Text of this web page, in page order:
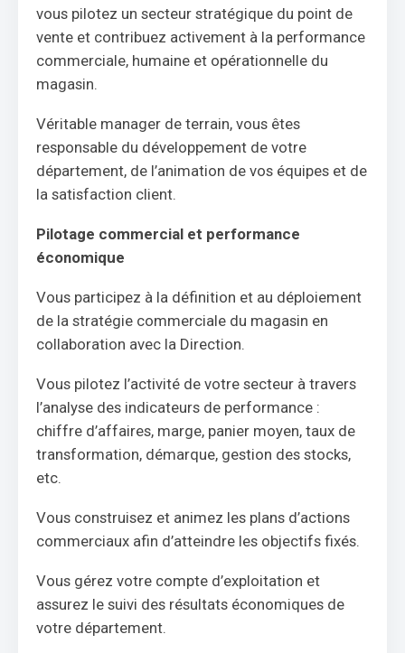
vous pilotez un secteur stratégique du point de
vente et contribuez activement à la performance
commerciale, humaine et opérationnelle du
magasin.
Véritable manager de terrain, vous êtes
responsable du développement de votre
département, de l’animation de vos équipes et de
la satisfaction client.
Pilotage commercial et performance
économique
Vous participez à la définition et au déploiement
de la stratégie commerciale du magasin en
collaboration avec la Direction.
Vous pilotez l’activité de votre secteur à travers
l’analyse des indicateurs de performance :
chiffre d’affaires, marge, panier moyen, taux de
transformation, démarque, gestion des stocks,
etc.
Vous construisez et animez les plans d’actions
commerciaux afin d’atteindre les objectifs fixés.
Vous gérez votre compte d’exploitation et
assurez le suivi des résultats économiques de
votre département.